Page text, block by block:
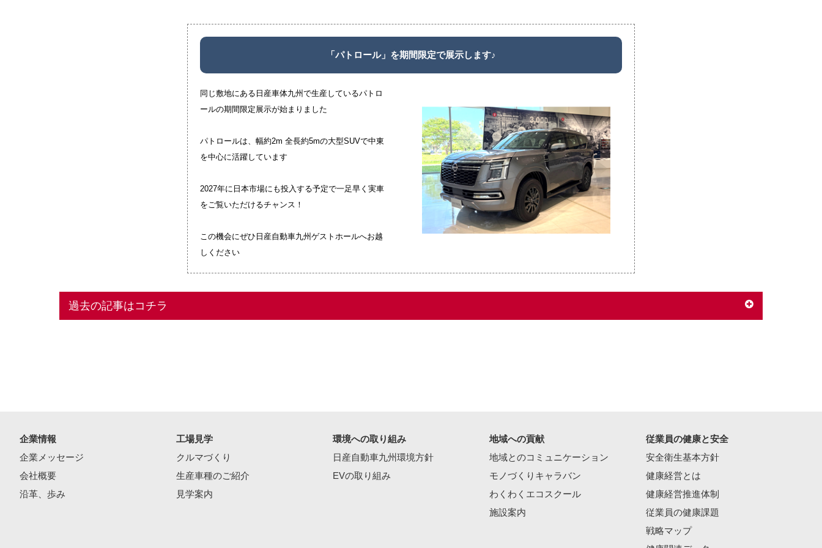
「パトロール」を期間限定で展示します♪
同じ敷地にある日産車体九州で生産しているパトロ
ールの期間限定展示が始まりました
パトロールは、幅約2m 全長約5mの大型SUVで中東
を中心に活躍しています
2027年に日本市場にも投入する予定で一足早く実車
をご覧いただけるチャンス！
この機会にぜひ日産自動車九州ゲストホールへお越
しください
過去の記事はコチラ
企業情報
企業メッセージ
会社概要
沿革、歩み
工場見学
クルマづくり
生産車種のご紹介
見学案内
環境への取り組み
日産自動車九州環境方針
EVの取り組み
地域への貢献
地域とのコミュニケーション
モノづくりキャラバン
わくわくエコスクール
施設案内
従業員の健康と安全
安全衛生基本方針
健康経営とは
健康経営推進体制
従業員の健康課題
戦略マップ